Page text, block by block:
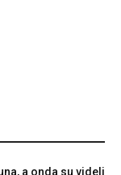
a onda su videli